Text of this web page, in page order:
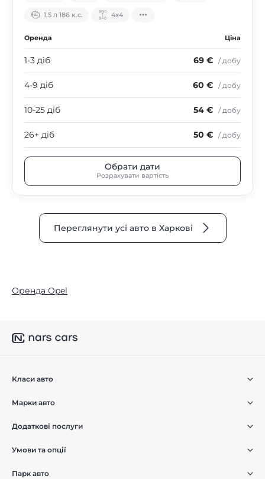
1.5 л 186 к.с. 4х4
Оренда Ціна
1-3 діб 69 € / добу
4-9 діб 60 € / добу
10-25 діб 54 € / добу
26+ діб 50 € / добу
Обрати дати
Розрахувати вартість
Переглянути усі авто в Харкові
Оренда Opel
Класи авто
Марки авто
Додаткові послуги
Умови та опції
Парк авто